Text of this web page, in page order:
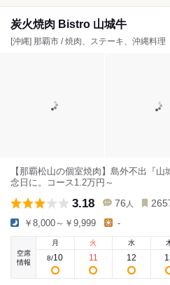
炭火焼肉 Bistro 山城牛
[沖縄] 那覇市 / 焼肉、ステーキ、沖縄料理
【那覇松山の個室焼肉】島外不出『
念日に。コース1.2万円～
3.18 76 人
￥8,000～￥9,999 -
空席
情報
月
8/10
火
11
水
12